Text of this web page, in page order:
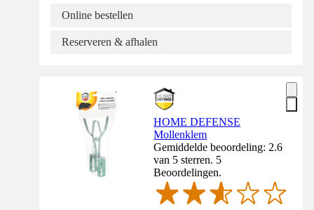
Online bestellen
Reserveren & afhalen
HOME DEFENSE
Mollenklem
Gemiddelde beoordeling: 2.6
van 5 sterren. 5
Beoordelingen.